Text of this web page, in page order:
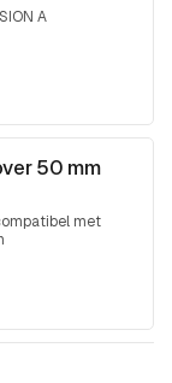
A
50 mm
met